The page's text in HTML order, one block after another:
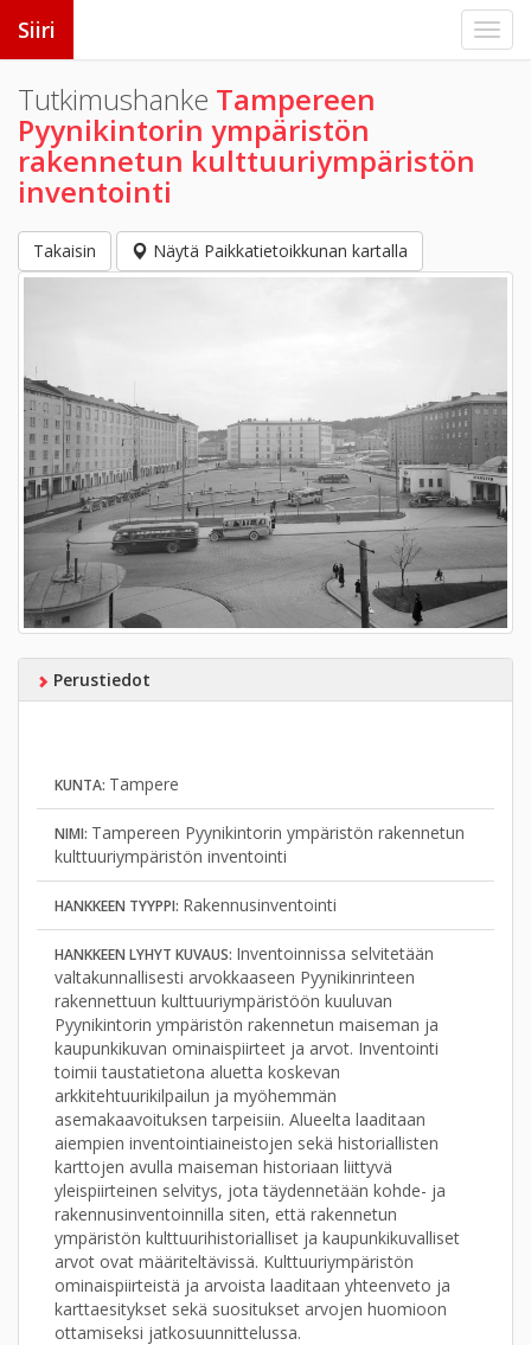
Siiri
Tutkimushanke Tampereen
Pyynikintorin ympäristön
rakennetun kulttuuriympäristön
inventointi
Takaisin Näytä Paikkatietoikkunan kartalla
Perustiedot
KUNTA: Tampere
NIMI: Tampereen Pyynikintorin ympäristön rakennetun
kulttuuriympäristön inventointi
HANKKEEN TYYPPI: Rakennusinventointi
HANKKEEN LYHYT KUVAUS: Inventoinnissa selvitetään
valtakunnallisesti arvokkaaseen Pyynikinrinteen
rakennettuun kulttuuriympäristöön kuuluvan
Pyynikintorin ympäristön rakennetun maiseman ja
kaupunkikuvan ominaispiirteet ja arvot. Inventointi
toimii taustatietona aluetta koskevan
arkkitehtuurikilpailun ja myöhemmän
asemakaavoituksen tarpeisiin. Alueelta laaditaan
aiempien inventointiaineistojen sekä historiallisten
karttojen avulla maiseman historiaan liittyvä
yleispiirteinen selvitys, jota täydennetään kohde- ja
rakennusinventoinnilla siten, että rakennetun
ympäristön kulttuurihistorialliset ja kaupunkikuvalliset
arvot ovat määriteltävissä. Kulttuuriympäristön
ominaispiirteistä ja arvoista laaditaan yhteenveto ja
karttaesitykset sekä suositukset arvojen huomioon
ottamiseksi jatkosuunnittelussa.